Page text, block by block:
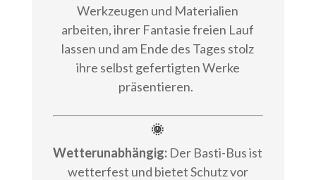
Werkzeugen und Materialien
arbeiten, ihrer Fantasie freien Lauf
lassen und am Ende des Tages stolz
ihre selbst gefertigten Werke
präsentieren.
🌞
Wetterunabhängig: Der Basti-Bus ist
wetterfest und bietet Schutz vor